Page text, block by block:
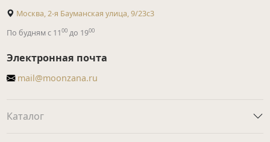
Москва, 2-я Бауманская улица, 9/23с3
По будням с 1100до 1900
Электронная почта
mail@moonzana.ru
Каталог